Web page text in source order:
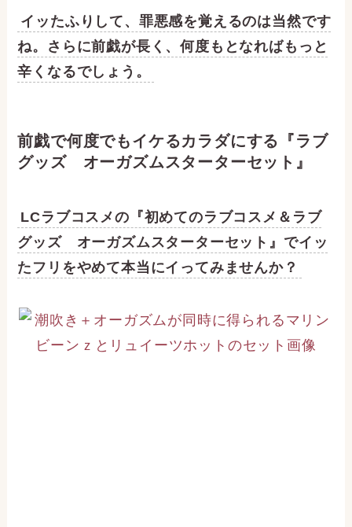
イッたふりして、罪悪感を覚えるのは当然です
ね。さらに前戯が長く、何度もとなればもっと
辛くなるでしょう。
前戯で何度でもイケるカラダにする『ラブ
グッズ オーガズムスターターセット』
LCラブコスメの『初めてのラブコスメ＆ラブ
グッズ オーガズムスターターセット』でイッ
たフリをやめて本当にイってみませんか？